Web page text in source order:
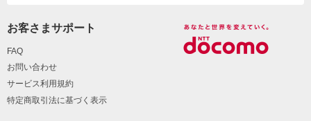
お客さまサポート
FAQ
お問い合わせ
サービス利用規約
特定商取引法に基づく表示